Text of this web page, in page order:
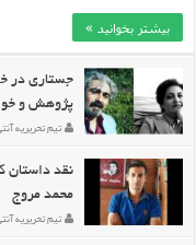
بیشتر بخوانید »
جستاری در
پژوهش و
تیم تحریریه
نقد داستان
محمد مروج
تیم تحریریه